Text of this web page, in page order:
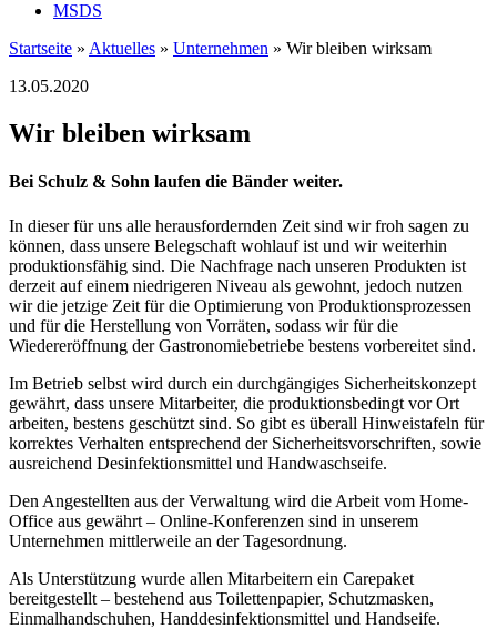
MSDS
Startseite » Aktuelles » Unternehmen » Wir bleiben wirksam
13.05.2020
Wir bleiben wirksam
Bei Schulz & Sohn laufen die Bänder weiter.
In dieser für uns alle herausfordernden Zeit sind wir froh sagen zu
können, dass unsere Belegschaft wohlauf ist und wir weiterhin
produktionsfähig sind. Die Nachfrage nach unseren Produkten ist
derzeit auf einem niedrigeren Niveau als gewohnt, jedoch nutzen
wir die jetzige Zeit für die Optimierung von Produktionsprozessen
und für die Herstellung von Vorräten, sodass wir für die
Wiedereröffnung der Gastronomiebetriebe bestens vorbereitet sind.
Im Betrieb selbst wird durch ein durchgängiges Sicherheitskonzept
gewährt, dass unsere Mitarbeiter, die produktionsbedingt vor Ort
arbeiten, bestens geschützt sind. So gibt es überall Hinweistafeln für
korrektes Verhalten entsprechend der Sicherheitsvorschriften, sowie
ausreichend Desinfektionsmittel und Handwaschseife.
Den Angestellten aus der Verwaltung wird die Arbeit vom Home-
Office aus gewährt – Online-Konferenzen sind in unserem
Unternehmen mittlerweile an der Tagesordnung.
Als Unterstützung wurde allen Mitarbeitern ein Carepaket
bereitgestellt – bestehend aus Toilettenpapier, Schutzmasken,
Einmalhandschuhen, Handdesinfektionsmittel und Handseife.